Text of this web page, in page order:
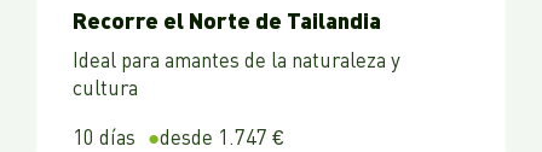
Recorre el Norte de Tailandia
Ideal para amantes de la naturaleza y
cultura
10 días
desde 1.747 €